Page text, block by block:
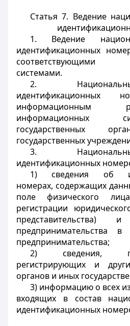
Статья 7. Ведение
1. Ведение
идентификационных
соответствующими
системами.
2.
идентификационных
информационным
информационных
государственных
государственных
3.
идентификационных
1) сведения об
номерах, содержащих
поле физического
регистрации
представительства) и
предпринимательства
предпринимательства;
2) сведения,
регистрирующих и
органов и иных
3) информацию о всех
входящих в состав
идентификационных